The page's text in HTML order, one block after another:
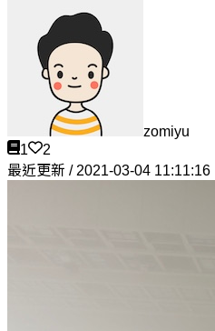
zomiyu
1
2
最近更新 / 2021-03-04 11:11:16